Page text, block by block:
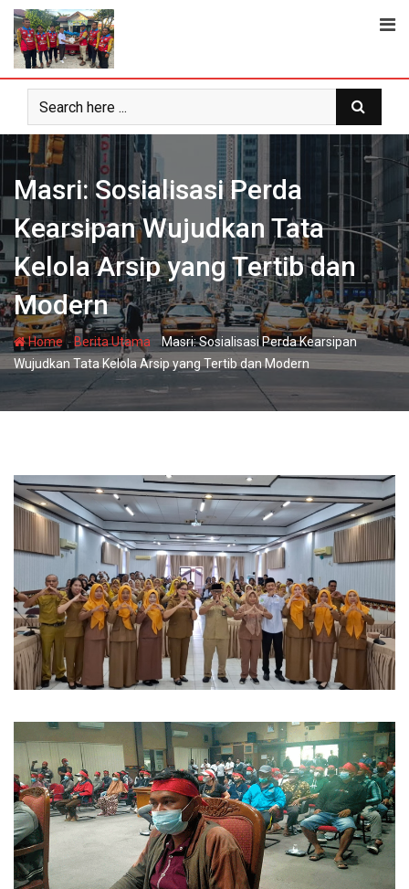
Skip
content
Masri: Sosialisasi Perda
Kearsipan Wujudkan Tata
Kelola Arsip yang Tertib dan
Modern
Home-Berita Utama -Masri: Sosialisasi Perda Kearsipan
Wujudkan Tata Kelola Arsip yang Tertib dan Modern